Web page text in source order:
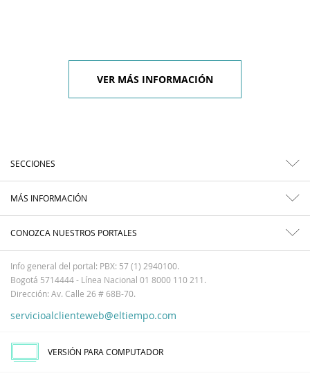
VER MÁS INFORMACIÓN
SECCIONES
MÁS INFORMACIÓN
CONOZCA NUESTROS PORTALES
Info general del portal: PBX: 57 (1) 2940100.
Bogotá 5714444 - Línea Nacional 01 8000 110 211.
Dirección: Av. Calle 26 # 68B-70.
servicioalclienteweb@eltiempo.com
VERSIÓN PARA COMPUTADOR